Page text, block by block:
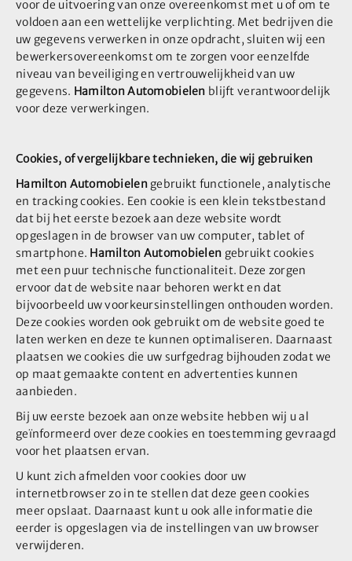
voor de uitvoering van onze overeenkomst met u of om te
voldoen aan een wettelijke verplichting. Met bedrijven die
uw gegevens verwerken in onze opdracht, sluiten wij een
bewerkersovereenkomst om te zorgen voor eenzelfde
niveau van beveiliging en vertrouwelijkheid van uw
gegevens. Hamilton Automobielen blijft verantwoordelijk
voor deze verwerkingen.
Cookies, of vergelijkbare technieken, die wij gebruiken
Hamilton Automobielengebruikt functionele, analytische
en tracking cookies. Een cookie is een klein tekstbestand
dat bij het eerste bezoek aan deze website wordt
opgeslagen in de browser van uw computer, tablet of
smartphone. Hamilton Automobielen gebruikt cookies
met een puur technische functionaliteit. Deze zorgen
ervoor dat de website naar behoren werkt en dat
bijvoorbeeld uw voorkeursinstellingen onthouden worden.
Deze cookies worden ook gebruikt om de website goed te
laten werken en deze te kunnen optimaliseren. Daarnaast
plaatsen we cookies die uw surfgedrag bijhouden zodat we
op maat gemaakte content en advertenties kunnen
aanbieden.
Bij uw eerste bezoek aan onze website hebben wij u al
geïnformeerd over deze cookies en toestemming gevraagd
voor het plaatsen ervan.
U kunt zich afmelden voor cookies door uw
internetbrowser zo in te stellen dat deze geen cookies
meer opslaat. Daarnaast kunt u ook alle informatie die
eerder is opgeslagen via de instellingen van uw browser
verwijderen.